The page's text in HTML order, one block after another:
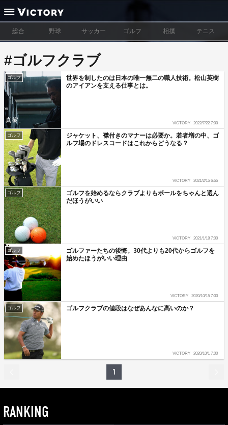
総合 野球 サッカー ゴルフ 相撲 テニス
#ゴルフクラブ
ゴルフ
世界を制したのは日本の唯一無二の職人技術。松山英樹
のアイアンを支える仕事とは。
VICTORY 2022/7/22 7:00
ゴルフ
ジャケット、襟付きのマナーは必要か。若者増の中、ゴ
ルフ場のドレスコードはこれからどうなる？
VICTORY 2021/2/15 6:55
ゴルフ
ゴルフを始めるならクラブよりもボールをちゃんと選ん
だほうがいい
VICTORY 2021/1/18 7:00
ゴルフ
ゴルファーたちの後悔。30代よりも20代からゴルフを
始めたほうがいい理由
VICTORY 2020/10/15 7:00
ゴルフ ゴルフクラブの値段はなぜあんなに高いのか？
VICTORY 2020/10/1 7:00
1
RANKING